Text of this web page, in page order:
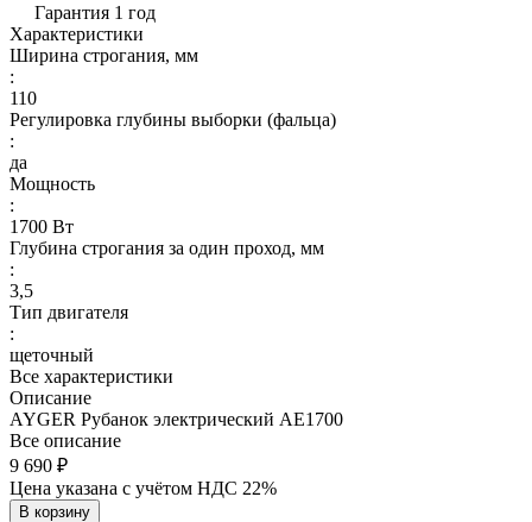
Гарантия 1 год
Характеристики
Ширина строгания, мм
:
110
Регулировка глубины выборки (фальца)
:
да
Мощность
:
1700 Вт
Глубина строгания за один проход, мм
:
3,5
Тип двигателя
:
щеточный
Все характеристики
Описание
AYGER Рубанок электрический AE1700
Все описание
9 690 ₽
Цена указана с учётом НДС 22%
В корзину